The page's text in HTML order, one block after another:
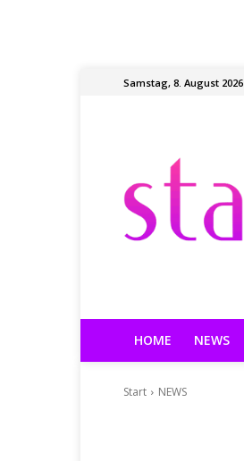
Samstag, 8. August 2026
HOME NEWS
Start NEWS